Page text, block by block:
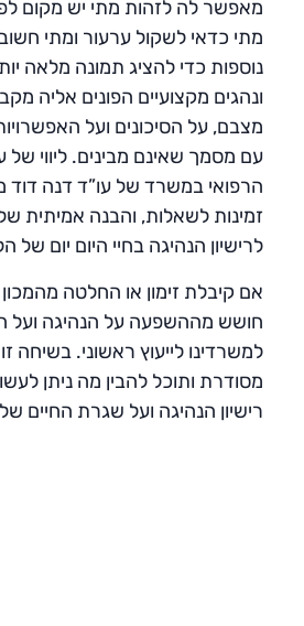
מאפשר לה לזהות מתי יש מקום
מתי כדאי לשקול ערעור ומתי
נוספות כדי להציג תמונה מלאה
ונהגים מקצועיים הפונים אליה
מצבם, על הסיכונים ועל
עם מסמך שאינם מבינים. ליווי של
הרפואי במשרד של עו”ד דנה דוד
זמינות לשאלות, והבנה אמיתית
לרישיון הנהיגה בחיי היום יום של
אם קיבלת זימון או החלטה
חושש מההשפעה על הנהיגה ועל
למשרדינו לייעוץ ראשוני. בשיחה
מסודרת ותוכל להבין מה ניתן
רישיון הנהיגה ועל שגרת החיים